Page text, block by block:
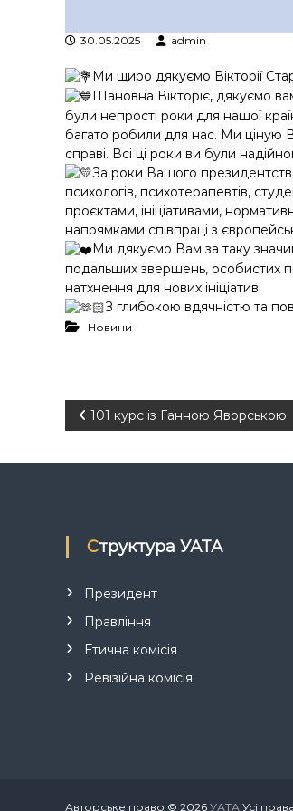
30.05.2025 admin
Ми щиро дякуємо Вікторії
Шановна Вікторіє, дякуємо
були непрості роки для нашої
багато робили для нас. Ми ціную
справі. Всі ці роки ви були
За роки Вашого президентства
психологів, психотерапевтів,
проєктами, ініціативами,
напрямками співпраці з
Ми дякуємо Вам за таку
подальших звершень, особистих
натхнення для нових ініціатив.
З глибокою вдячністю та
Новини
Н
а
і
г
а
ц
101 курс із Ганною Яворською
Структура УАТА
Президент
Правління
Етична комісія
Ревізійна комісія
Авторське право © 2026 УАТА Усі